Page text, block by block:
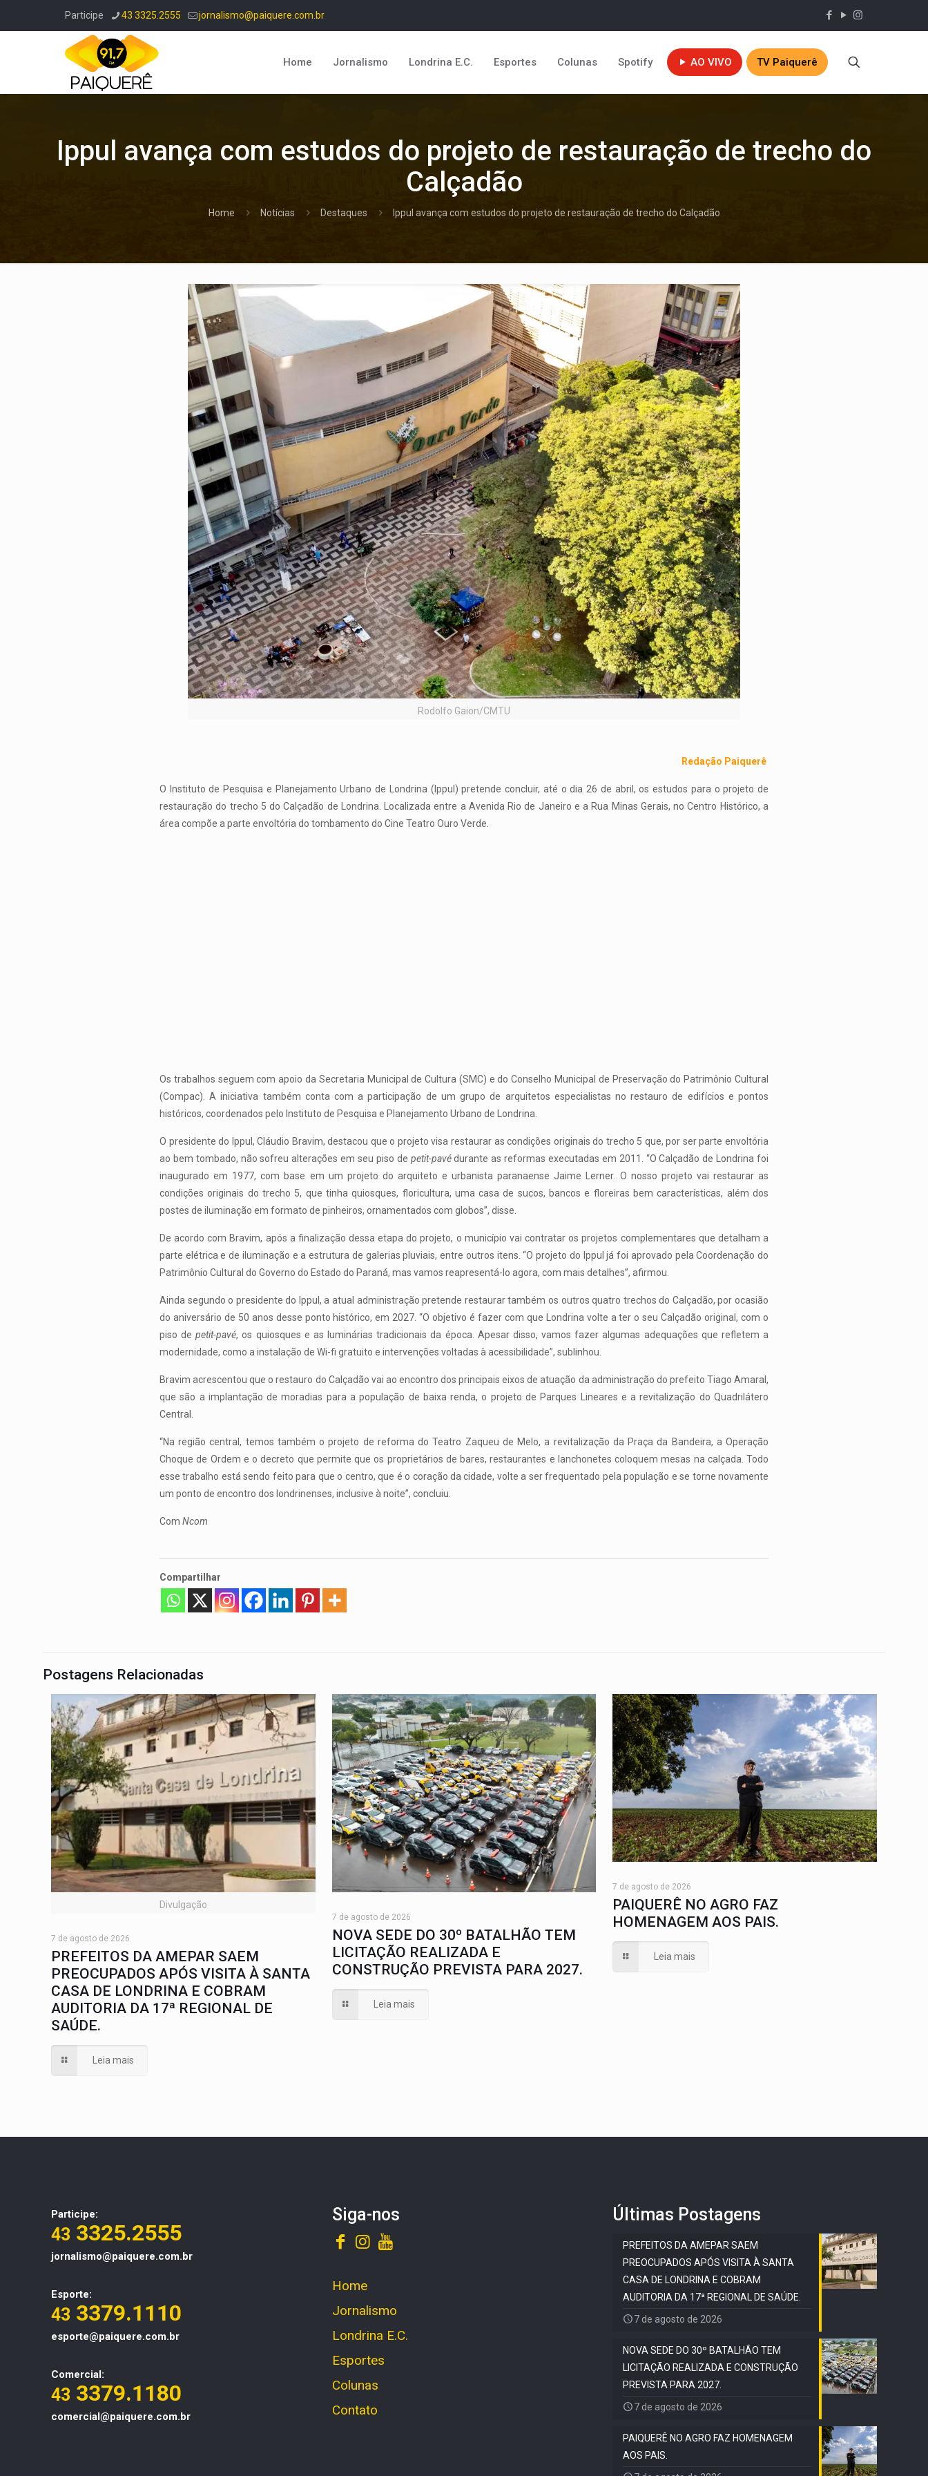
Participe 43 3325.2555 jornalismo@paiquere.com.br
Home Jornalismo Londrina E.C. Esportes Colunas Spotify AO VIVO TV Paiquerê
Ippul avança com estudos do projeto de restauração de trecho do
Calçadão
Home Notícias Destaques Ippul avança com estudos do projeto de restauração de trecho do Calçadão
Rodolfo Gaion/CMTU
Redação Paiquerê
O Instituto de Pesquisa e Planejamento Urbano de Londrina (Ippul) pretende concluir, até o dia 26 de abril, os estudos para o projeto de
restauração do trecho 5 do Calçadão de Londrina. Localizada entre a Avenida Rio de Janeiro e a Rua Minas Gerais, no Centro Histórico, a
área compõe a parte envoltória do tombamento do Cine Teatro Ouro Verde.
Os trabalhos seguem com apoio da Secretaria Municipal de Cultura (SMC) e do Conselho Municipal de Preservação do Patrimônio Cultural
(Compac). A iniciativa também conta com a participação de um grupo de arquitetos especialistas no restauro de edifícios e pontos
históricos, coordenados pelo Instituto de Pesquisa e Planejamento Urbano de Londrina.
O presidente do Ippul, Cláudio Bravim, destacou que o projeto visa restaurar as condições originais do trecho 5 que, por ser parte envoltória
ao bem tombado, não sofreu alterações em seu piso de petit-pavédurante as reformas executadas em 2011. “O Calçadão de Londrina foi
inaugurado em 1977, com base em um projeto do arquiteto e urbanista paranaense Jaime Lerner. O nosso projeto vai restaurar as
condições originais do trecho 5, que tinha quiosques, floricultura, uma casa de sucos, bancos e floreiras bem características, além dos
postes de iluminação em formato de pinheiros, ornamentados com globos”, disse.
De acordo com Bravim, após a finalização dessa etapa do projeto, o município vai contratar os projetos complementares que detalham a
parte elétrica e de iluminação e a estrutura de galerias pluviais, entre outros itens. “O projeto do Ippul já foi aprovado pela Coordenação do
Patrimônio Cultural do Governo do Estado do Paraná, mas vamos reapresentá-lo agora, com mais detalhes”, afirmou.
Ainda segundo o presidente do Ippul, a atual administração pretende restaurar também os outros quatro trechos do Calçadão, por ocasião
do aniversário de 50 anos desse ponto histórico, em 2027. “O objetivo é fazer com que Londrina volte a ter o seu Calçadão original, com o
piso depetit-pavé, os quiosques e as luminárias tradicionais da época. Apesar disso, vamos fazer algumas adequações que refletem a
modernidade, como a instalação de Wi-fi gratuito e intervenções voltadas à acessibilidade”, sublinhou.
Bravim acrescentou que o restauro do Calçadão vai ao encontro dos principais eixos de atuação da administração do prefeito Tiago Amaral,
que são a implantação de moradias para a população de baixa renda, o projeto de Parques Lineares e a revitalização do Quadrilátero
Central.
“Na região central, temos também o projeto de reforma do Teatro Zaqueu de Melo, a revitalização da Praça da Bandeira, a Operação
Choque de Ordem e o decreto que permite que os proprietários de bares, restaurantes e lanchonetes coloquem mesas na calçada. Todo
esse trabalho está sendo feito para que o centro, que é o coração da cidade, volte a ser frequentado pela população e se torne novamente
um ponto de encontro dos londrinenses, inclusive à noite”, concluiu.
Com Ncom
Compartilhar
Postagens Relacionadas
Divulgação
7 de agosto de 2026
PREFEITOS DA AMEPAR SAEM
PREOCUPADOS APÓS VISITA À SANTA
CASA DE LONDRINA E COBRAM
AUDITORIA DA 17ª REGIONAL DE
SAÚDE.
Leia mais
7 de agosto de 2026
NOVA SEDE DO 30º BATALHÃO TEM
LICITAÇÃO REALIZADA E
CONSTRUÇÃO PREVISTA PARA 2027.
Leia mais
7 de agosto de 2026
PAIQUERÊ NO AGRO FAZ
HOMENAGEM AOS PAIS.
Leia mais
Participe:
43 3325.2555
jornalismo@paiquere.com.br
Esporte:
43 3379.1110
esporte@paiquere.com.br
Comercial:
43 3379.1180
comercial@paiquere.com.br
Siga-nos
Home
Jornalismo
Londrina E.C.
Esportes
Colunas
Contato
Últimas Postagens
PREFEITOS DA AMEPAR SAEM
PREOCUPADOS APÓS VISITA À SANTA
CASA DE LONDRINA E COBRAM
AUDITORIA DA 17ª REGIONAL DE SAÚDE.
7 de agosto de 2026
NOVA SEDE DO 30º BATALHÃO TEM
LICITAÇÃO REALIZADA E CONSTRUÇÃO
PREVISTA PARA 2027.
7 de agosto de 2026
PAIQUERÊ NO AGRO FAZ HOMENAGEM
AOS PAIS.